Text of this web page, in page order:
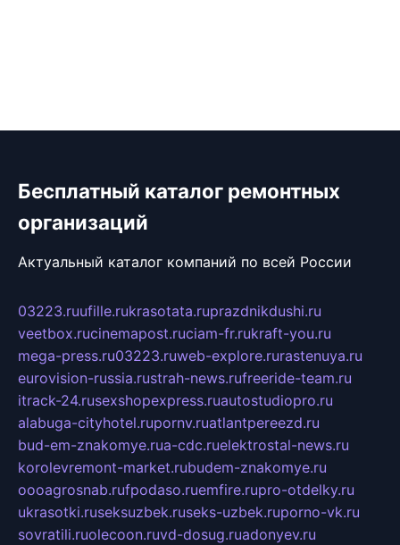
Бесплатный каталог ремонтных
организаций
Актуальный каталог компаний по всей России
03223.ruufille.rukrasotata.ruprazdnikdushi.ru
veetbox.rucinemapost.ruciam-fr.rukraft-you.ru
mega-press.ru03223.ruweb-explore.rurastenuya.ru
eurovision-russia.rustrah-news.rufreeride-team.ru
itrack-24.rusexshopexpress.ruautostudiopro.ru
alabuga-cityhotel.rupornv.ruatlantpereezd.ru
bud-em-znakomye.rua-cdc.ruelektrostal-news.ru
korolevremont-market.rubudem-znakomye.ru
oooagrosnab.rufpodaso.ruemfire.rupro-otdelky.ru
ukrasotki.ruseksuzbek.ruseks-uzbek.ruporno-vk.ru
sovratili.ruolecoon.ruvd-dosug.ruadonyev.ru